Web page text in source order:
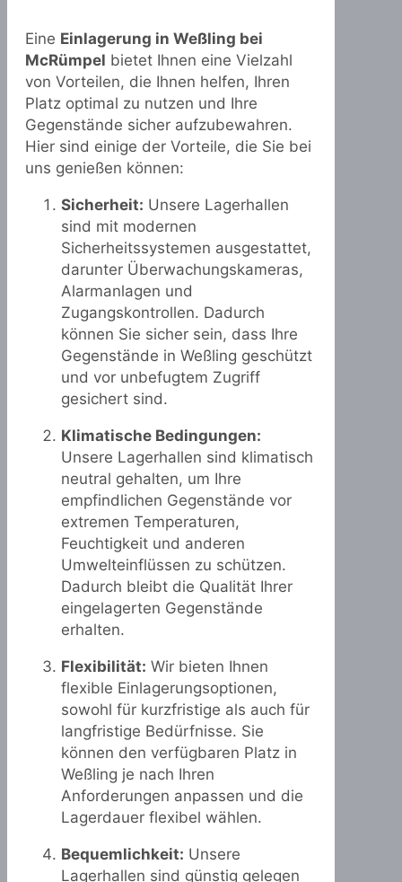
Eine Einlagerung in Weßling bei
McRümpel bietet Ihnen eine Vielzahl
von Vorteilen, die Ihnen helfen, Ihren
Platz optimal zu nutzen und Ihre
Gegenstände sicher aufzubewahren.
Hier sind einige der Vorteile, die Sie bei
uns genießen können:
Sicherheit: Unsere Lagerhallen
sind mit modernen
Sicherheitssystemen ausgestattet,
darunter Überwachungskameras,
Alarmanlagen und
Zugangskontrollen. Dadurch
können Sie sicher sein, dass Ihre
Gegenstände in Weßling geschützt
und vor unbefugtem Zugriff
gesichert sind.
Klimatische Bedingungen:
Unsere Lagerhallen sind klimatisch
neutral gehalten, um Ihre
empfindlichen Gegenstände vor
extremen Temperaturen,
Feuchtigkeit und anderen
Umwelteinflüssen zu schützen.
Dadurch bleibt die Qualität Ihrer
eingelagerten Gegenstände
erhalten.
Flexibilität: Wir bieten Ihnen
flexible Einlagerungsoptionen,
sowohl für kurzfristige als auch für
langfristige Bedürfnisse. Sie
können den verfügbaren Platz in
Weßling je nach Ihren
Anforderungen anpassen und die
Lagerdauer flexibel wählen.
Bequemlichkeit: Unsere
Lagerhallen sind günstig gelegen